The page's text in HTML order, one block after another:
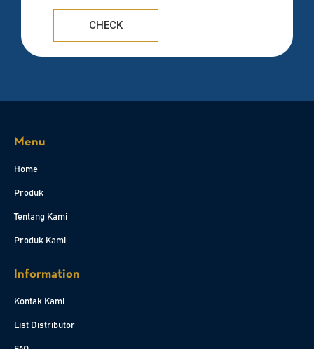
CHECK
Menu
Home
Produk
Tentang Kami
Produk Kami
Information
Kontak Kami
List Distributor